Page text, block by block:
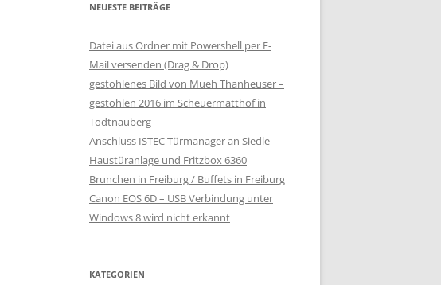
NEUESTE BEITRÄGE
Datei aus Ordner mit Powershell per E-
Mail versenden (Drag & Drop)
gestohlenes Bild von Mueh Thanheuser –
gestohlen 2016 im Scheuermatthof in
Todtnauberg
Anschluss ISTEC Türmanager an Siedle
Haustüranlage und Fritzbox 6360
Brunchen in Freiburg / Buffets in Freiburg
Canon EOS 6D – USB Verbindung unter
Windows 8 wird nicht erkannt
KATEGORIEN